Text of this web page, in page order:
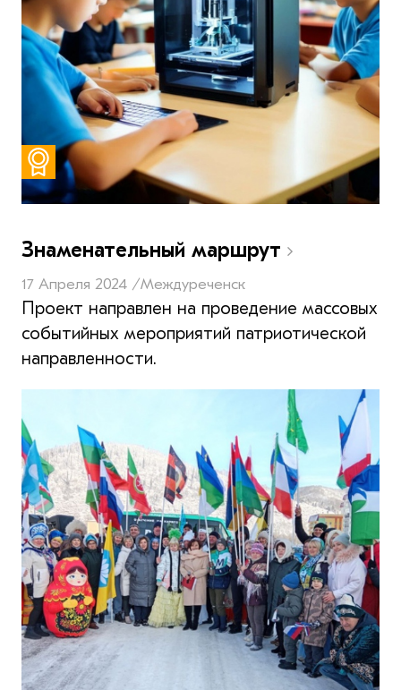
Знаменательный маршрут
17 Апреля 2024 /Междуреченск
Проект направлен на проведение массовых
событийных мероприятий патриотической
направленности.